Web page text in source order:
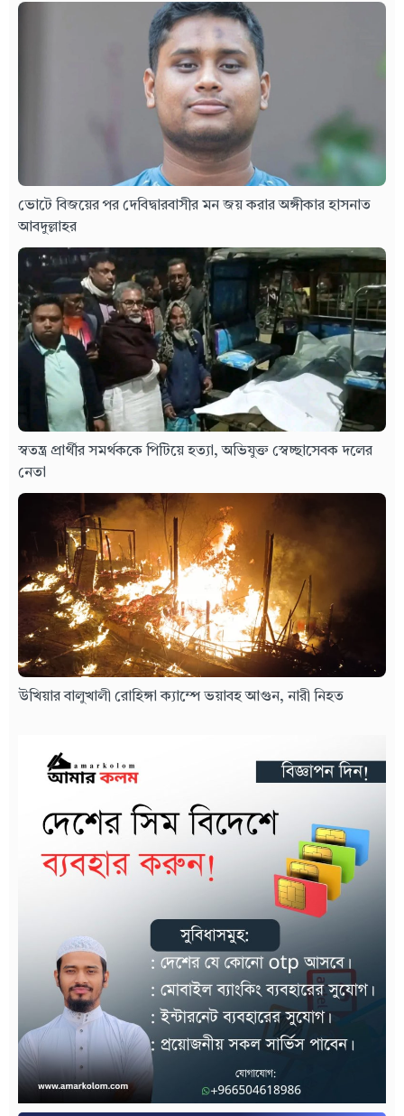
ভোটে বিজয়ের পর দেবিদ্বারবাসীর মন জয় করার অঙ্গীকার হাসনাত
আবদুল্লাহর
স্বতন্ত্র প্রার্থীর সমর্থককে পিটিয়ে হত্যা, অভিযুক্ত স্বেচ্ছাসেবক দলের
নেতা
উখিয়ার বালুখালী রোহিঙ্গা ক্যাম্পে ভয়াবহ আগুন, নারী নিহত